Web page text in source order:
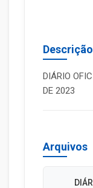
Descrição
DIÁRIO
DE 2023
Arquivos